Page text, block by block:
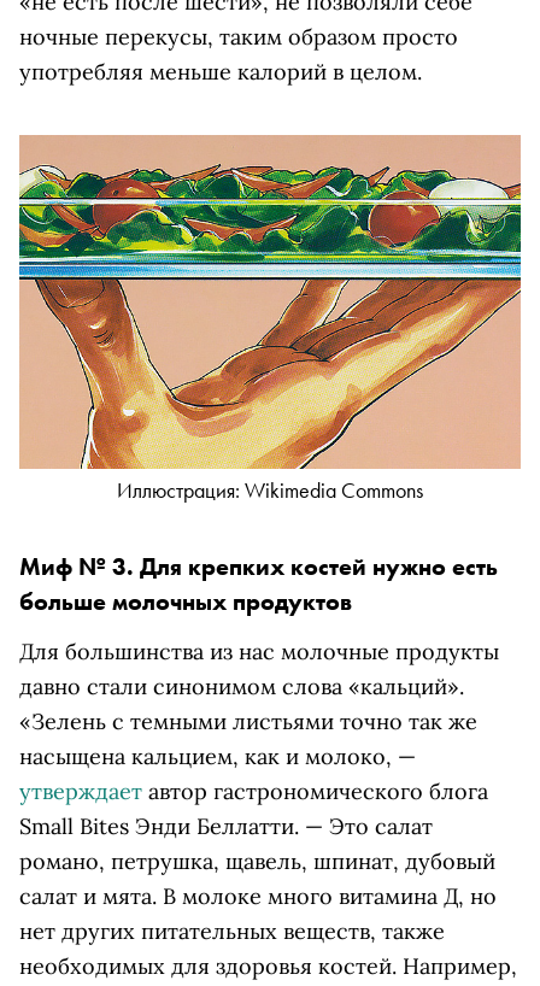
ночные перекусы, таким образом просто
употребляя меньше калорий в целом.
Иллюстрация: Wikimedia Commons
Миф № 3. Для крепких костей нужно есть
больше молочных продуктов
Для большинства из нас молочные продукты
давно стали синонимом слова «кальций».
«Зелень с темными листьями точно так же
насыщена кальцием, как и молоко, —
утверждает автор гастрономического блога
Small Bites Энди Беллатти. — Это салат
романо, петрушка, щавель, шпинат, дубовый
салат и мята. В молоке много витамина Д, но
нет других питательных веществ, также
необходимых для здоровья костей. Например,